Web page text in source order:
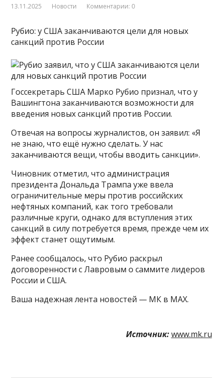
13.11.2025 Новости Комментарии: 0
Рубио: у США заканчиваются цели для новых
санкций против России
Госсекретарь США Марко Рубио признал, что у
Вашингтона заканчиваются возможности для
введения новых санкций против России.
Отвечая на вопросы журналистов, он заявил: «Я
не знаю, что ещё нужно сделать. У нас
заканчиваются вещи, чтобы вводить санкции».
Чиновник отметил, что администрация
президента Дональда Трампа уже ввела
ограничительные меры против российских
нефтяных компаний, как того требовали
различные круги, однако для вступления этих
санкций в силу потребуется время, прежде чем их
эффект станет ощутимым.
Ранее сообщалось, что Рубио раскрыл
договоренности с Лавровым о саммите лидеров
России и США.
Ваша надежная лента новостей — МК в MAX.
Источник: www.mk.ru